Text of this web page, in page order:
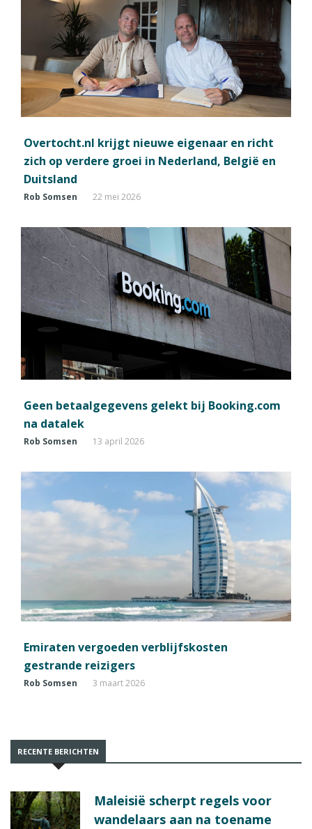
Overtocht.nl krijgt nieuwe eigenaar en richt
zich op verdere groei in Nederland, België en
Duitsland
Rob Somsen 22 mei 2026
Geen betaalgegevens gelekt bij Booking.com
na datalek
Rob Somsen 13 april 2026
Emiraten vergoeden verblijfskosten
gestrande reizigers
Rob Somsen 3 maart 2026
RECENTE BERICHTEN
Maleisië scherpt regels voor
wandelaars aan na toename